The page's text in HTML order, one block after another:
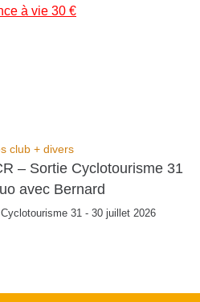
à vie 30 €
club + divers
– Sortie Cyclotourisme 31
avec Bernard
31 - 30 juillet 2026